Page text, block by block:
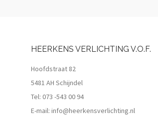
HEERKENS VERLICHTING V.O.F.
Hoofdstraat 82
5481 AH Schijndel
Tel: 073 -543 00 94
E-mail: info@heerkensverlichting.nl